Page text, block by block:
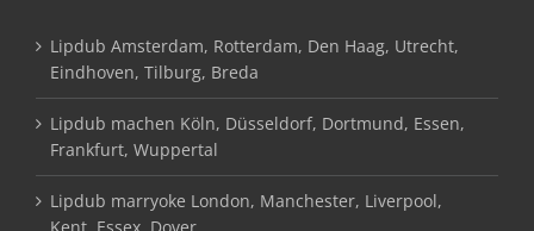
Lipdub Amsterdam, Rotterdam, Den Haag, Utrecht,
Eindhoven, Tilburg, Breda
Lipdub machen Köln, Düsseldorf, Dortmund, Essen,
Frankfurt, Wuppertal
Lipdub marryoke London, Manchester, Liverpool,